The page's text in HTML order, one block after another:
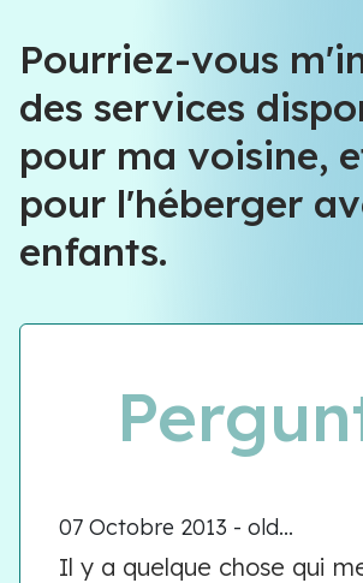
Équipe VIOLENCE QUE FAIRE
Meet our team
Pourriez-vous
des services
pour ma voisine,
pour l'héberger
enfants.
07 Octobre 2013 - old...
Il y a quelque chose qui